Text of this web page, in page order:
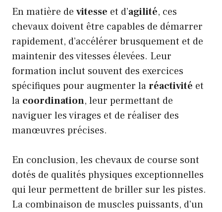
En matière de vitesse et d’agilité, ces
chevaux doivent être capables de démarrer
rapidement, d’accélérer brusquement et de
maintenir des vitesses élevées. Leur
formation inclut souvent des exercices
spécifiques pour augmenter laréactivité et
la coordination, leur permettant de
naviguer les virages et de réaliser des
manœuvres précises.
En conclusion, les chevaux de course sont
dotés de qualités physiques exceptionnelles
qui leur permettent de briller sur les pistes.
La combinaison de muscles puissants, d’un